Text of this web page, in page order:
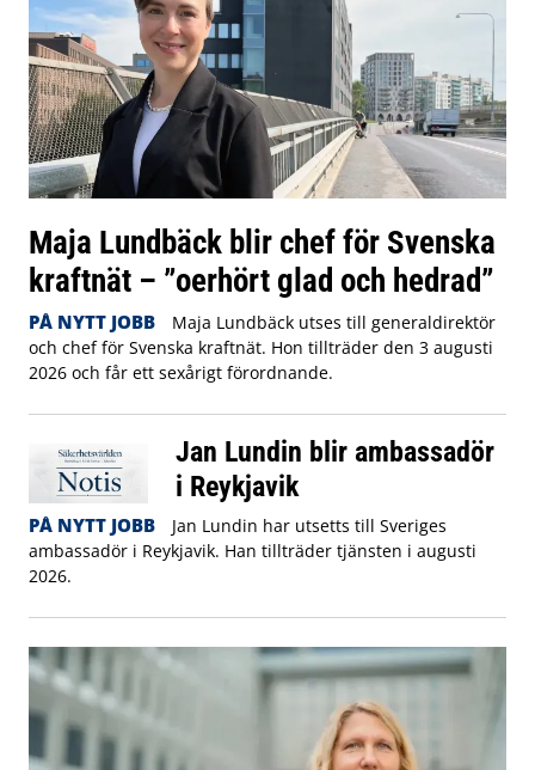
Maja Lundbäck blir chef för Svenska
kraftnät – ”oerhört glad och hedrad”
PÅ NYTT JOBB
Maja Lundbäck utses till generaldirektör
och chef för Svenska kraftnät. Hon tillträder den 3 augusti
2026 och får ett sexårigt förordnande.
Jan Lundin blir ambassadör
i Reykjavik
PÅ NYTT JOBB
Jan Lundin har utsetts till Sveriges
ambassadör i Reykjavik. Han tillträder tjänsten i augusti
2026.